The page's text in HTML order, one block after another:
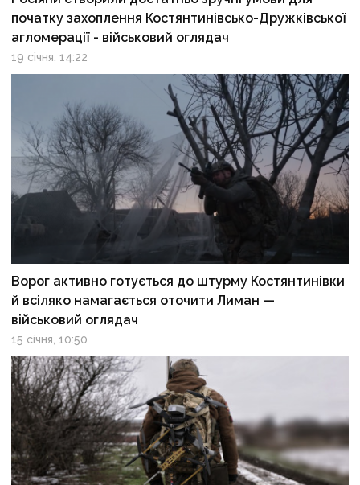
початку захоплення Костянтинівсько-Дружківської
агломерації - військовий оглядач
19 січня, 14:22
Ворог активно готується до штурму Костянтинівки
й всіляко намагається оточити Лиман —
військовий оглядач
15 січня, 10:50